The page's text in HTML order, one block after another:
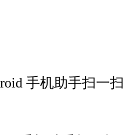
手机助手扫一扫